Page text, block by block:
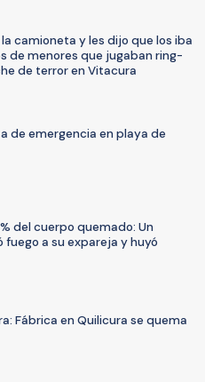
la camioneta y les dijo que los iba
de menores que jugaban ring-
de terror en Vitacura
de emergencia en playa de
del cuerpo quemado: Un
a su expareja y huyó
Fábrica en Quilicura se quema